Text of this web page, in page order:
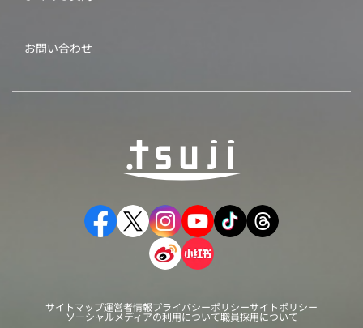
お問い合わせ
サイトマップ運営者情報プライバシーポリシーサイトポリシー
ソーシャルメディアの利用について職員採用について